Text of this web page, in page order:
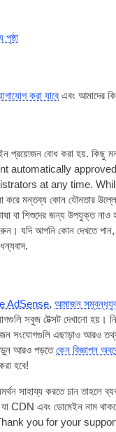
করা যাবে এবং আমাদের
বোধ করা হয়. কিছু
auto­mat­ic­ally
at any time.
করে মন্তব্য কোন যৌনতার
বা শিশুদের জন্য উপযুক্ত
যদি আপনি কোন দেখতে
AdSense,আমাজন
টেক্সট দেখানো হয়।
সংযোগগুলি এছাড়াও আরও
আরও পড়তেকেন বিজ্ঞাপন
হবে!
সাহায্য করতে চান তাহলে
CDN এবং ডোমেইন নাম
you for your